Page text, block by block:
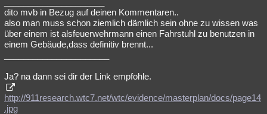
dito mvb in Bezug auf deinen Kommentaren..
also man muss schon ziemlich dämlich sein ohne zu wissen was
über einem ist alsfeuerwehrmann einen Fahrstuhl zu benutzen in
einem Gebäude,dass definitiv brennt...
Ja? na dann sei dir der Link empfohle.
http://911research.wtc7.net/wtc/evidence/masterplan/docs/page14
.jpg